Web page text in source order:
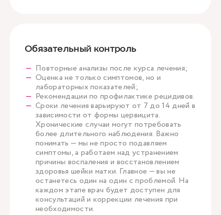
Обязательный контроль
Повторные анализы после курса лечения;
Оценка не только симптомов, но и
лабораторных показателей;
Рекомендации по профилактике рецидивов.
Сроки лечения варьируют от 7 до 14 дней в
зависимости от формы цервицита.
Хронические случаи могут потребовать
более длительного наблюдения. Важно
понимать — мы не просто подавляем
симптомы, а работаем над устранением
причины воспаления и восстановлением
здоровья шейки матки. Главное — вы не
останетесь один на один с проблемой. На
каждом этапе врач будет доступен для
консультаций и коррекции лечения при
необходимости.